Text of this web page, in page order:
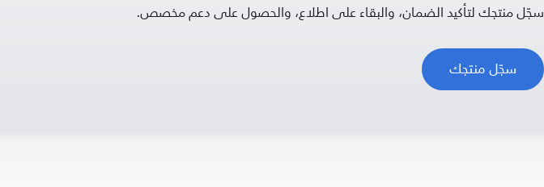
سجّل منتجك لتأكيد الضمان، والبقاء على اطلاع، والحصول على دعم مخصص.
سجّل منتجك